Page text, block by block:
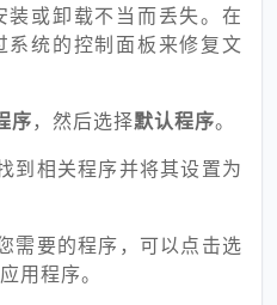
或卸载不当而丢失。在
统的控制面板来修复文
序，然后选择默认程序。
到相关程序并将其设置为
需要的程序，可以点击选
用程序。